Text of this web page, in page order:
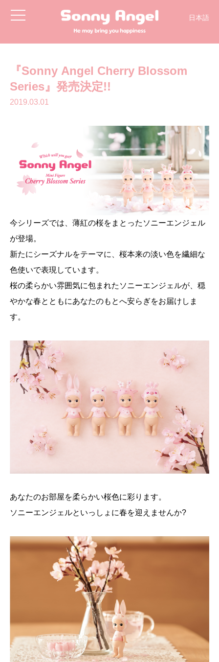
toggle
navigation
日本語
『Sonny Angel Cherry Blossom
Series』発売決定!!
2019.03.01
今シリーズでは、薄紅の桜をまとったソニーエンジェル
が登場。
新たにシーズナルをテーマに、桜本来の淡い色を繊細な
色使いで表現しています。
桜の柔らかい雰囲気に包まれたソニーエンジェルが、穏
やかな春とともにあなたのもとへ安らぎをお届けしま
す。
あなたのお部屋を柔らかい桜色に彩ります。
ソニーエンジェルといっしょに春を迎えませんか?